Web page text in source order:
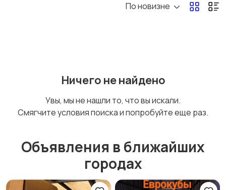
Оформление
сигнализации
Сад и огород Садовая мебель
По новизне
Ничего не найдено
Увы, мы не нашли то, что вы искали.
Смягчите условия поиска и попробуйте еще раз.
Объявления в ближайших
городах